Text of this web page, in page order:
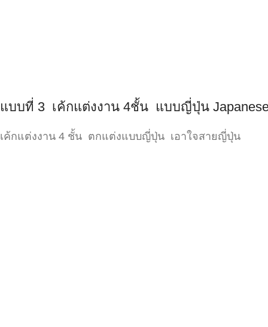
แบบที่ 3 เค้กแต่งงาน 4ชั้น แบบญี่ปุ่น
เค้กแต่งงาน 4 ชั้น ตกแต่งแบบญี่ปุ่น เอาใจสายญี่ปุ่น